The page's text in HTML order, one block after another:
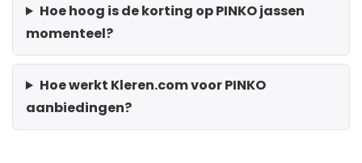
Hoe hoog is de korting op PINKO jassen
momenteel?
Hoe werkt Kleren.com voor PINKO
aanbiedingen?